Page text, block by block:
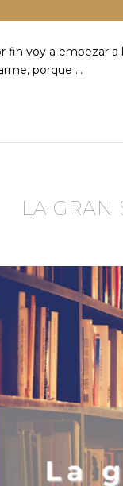
fin voy a empezar
porque …
LA GRAN